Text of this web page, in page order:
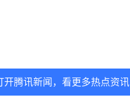
开腾讯新闻，看更多热点资讯